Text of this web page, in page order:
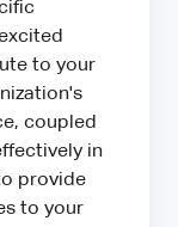
to your
coupled
in
provide
to your